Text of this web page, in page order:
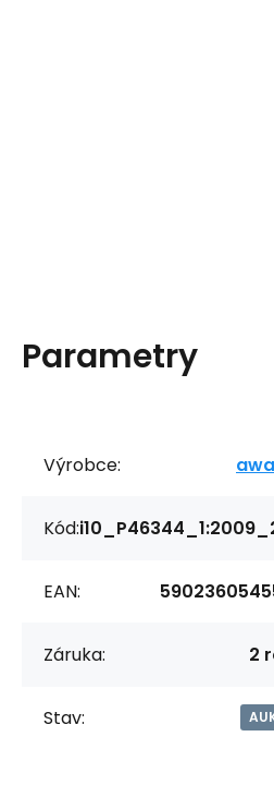
Parametry
Výrobce:
Kód:
EAN:
Záruka: 2
Stav: